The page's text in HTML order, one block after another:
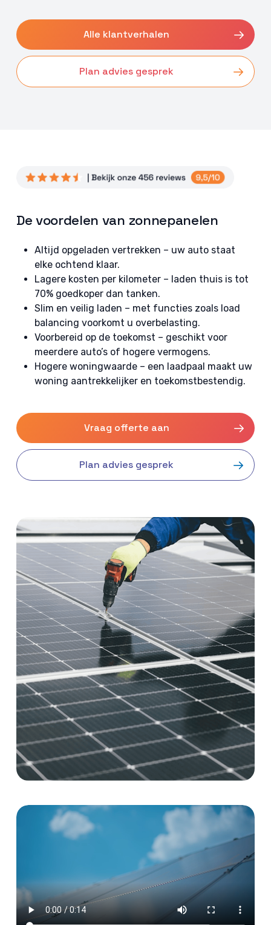
Alle klantverhalen
Plan advies gesprek
De voordelen van zonnepanelen
Altijd opgeladen vertrekken – uw auto staat
elke ochtend klaar.
Lagere kosten per kilometer – laden thuis is tot
70% goedkoper dan tanken.
Slim en veilig laden – met functies zoals load
balancing voorkomt u overbelasting.
Voorbereid op de toekomst – geschikt voor
meerdere auto’s of hogere vermogens.
Hogere woningwaarde – een laadpaal maakt uw
woning aantrekkelijker en toekomstbestendig.
Vraag offerte aan
Plan advies gesprek